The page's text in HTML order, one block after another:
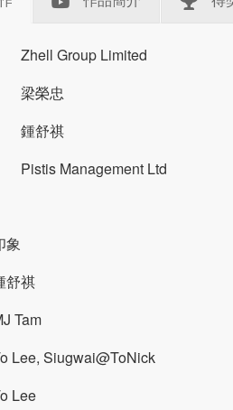
Zhell Group Limited
梁榮忠
鍾舒祺
Pistis Management Ltd
象
舒祺
Tam
Lee, Siugwai@ToNick
Lee